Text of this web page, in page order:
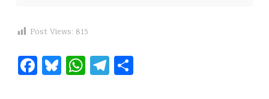
Post Views: 815
Fa Bl W Te